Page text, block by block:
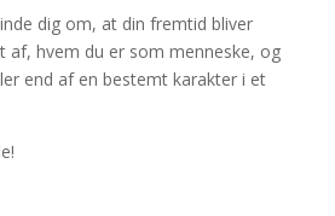
dig om, at din fremtid bliver
hvem du er som menneske, og
end af en bestemt karakter i et